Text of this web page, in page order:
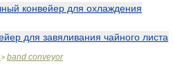
конвейер для охлаждения
для завяливания чайного листа
> band conveyor